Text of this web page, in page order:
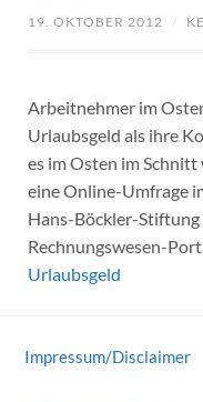
19. OKTOBER 2012 /
Arbeitnehmer im
Urlaubsgeld als ihre
es im Osten im
eine Online-Umfrage
Hans-Böckler-Stiftung
Rechnungswesen-
Urlaubsgeld
Impressum/Disclaimer